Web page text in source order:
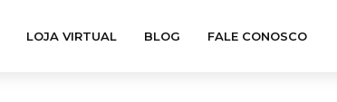
LOJA VIRTUAL BLOG FALE CONOSCO